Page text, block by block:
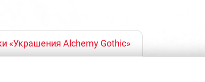
«Украшения Alchemy Gothic»